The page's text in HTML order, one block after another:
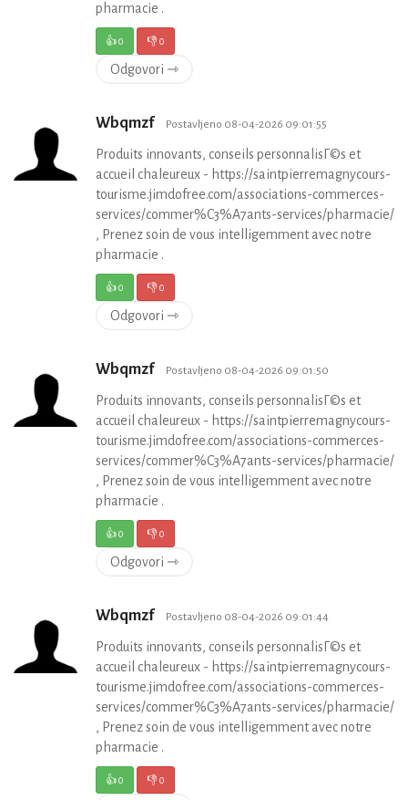
pharmacie .
👍0 👎0
Odgovori ⇾
Wbqmzf Postavljeno 08-04-2026 09:01:55
Produits innovants, conseils personnalisГ©s et
accueil chaleureux - https://saintpierremagnycours-
tourisme.jimdofree.com/associations-commerces-
services/commer%C3%A7ants-services/pharmacie/
, Prenez soin de vous intelligemment avec notre
pharmacie .
👍0 👎0
Odgovori ⇾
Wbqmzf Postavljeno 08-04-2026 09:01:50
Produits innovants, conseils personnalisГ©s et
accueil chaleureux - https://saintpierremagnycours-
tourisme.jimdofree.com/associations-commerces-
services/commer%C3%A7ants-services/pharmacie/
, Prenez soin de vous intelligemment avec notre
pharmacie .
👍0 👎0
Odgovori ⇾
Wbqmzf Postavljeno 08-04-2026 09:01:44
Produits innovants, conseils personnalisГ©s et
accueil chaleureux - https://saintpierremagnycours-
tourisme.jimdofree.com/associations-commerces-
services/commer%C3%A7ants-services/pharmacie/
, Prenez soin de vous intelligemment avec notre
pharmacie .
👍0 👎0